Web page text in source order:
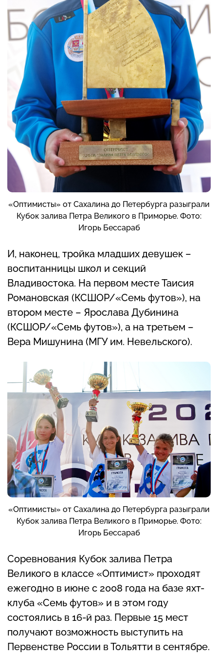
«Оптимисты» от Сахалина до Петербурга разыграли
Кубок залива Петра Великого в Приморье. Фото:
Игорь Бессараб
И, наконец, тройка младших девушек –
воспитанницы школ и секций
Владивостока. На первом месте Таисия
Романовская (КСШОР/«Семь футов»), на
втором месте – Ярослава Дубинина
(КСШОР/«Семь футов»), а на третьем –
Вера Мишунина (МГУ им. Невельского).
«Оптимисты» от Сахалина до Петербурга разыграли
Кубок залива Петра Великого в Приморье. Фото:
Игорь Бессараб
Соревнования Кубок залива Петра
Великого в классе «Оптимист» проходят
ежегодно в июне с 2008 года на базе яхт-
клуба «Семь футов» и в этом году
состоялись в 16-й раз. Первые 15 мест
получают возможность выступить на
Первенстве России в Тольятти в сентябре.